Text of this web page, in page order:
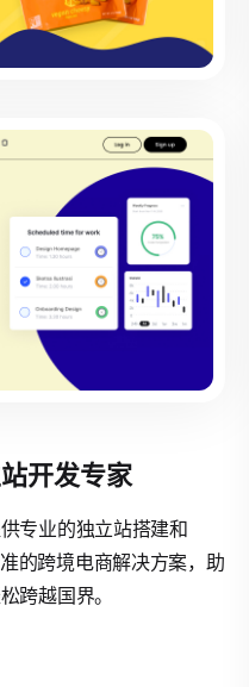
开发专家
专业的独立站搭建和
的跨境电商解决方案，助
跨越国界。